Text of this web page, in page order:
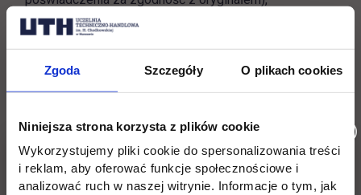
Zgoda Szczegóły O plikach cookies
Niniejsza strona korzysta z plików cookie
Wykorzystujemy pliki cookie do spersonalizowania treści
i reklam, aby oferować funkcje społecznościowe i
analizować ruch w naszej witrynie. Informacje o tym, jak
1 zdjęcie - 35 x 45 mm,
dowód osobisty (w celu okazania),
potwierdzenie wniesienia opłaty rekrutacyjnej,
Kandydat zobowiązany jest do podpisania wydruku
dokumentów z systemu Rekrutacji on-line